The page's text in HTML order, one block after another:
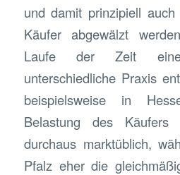
und damit prinzipiell
Käufer abgewälzt
Laufe der Zeit
unterschiedliche Praxis
beispielsweise in
Belastung des
durchaus marktüblich,
Pfalz eher die